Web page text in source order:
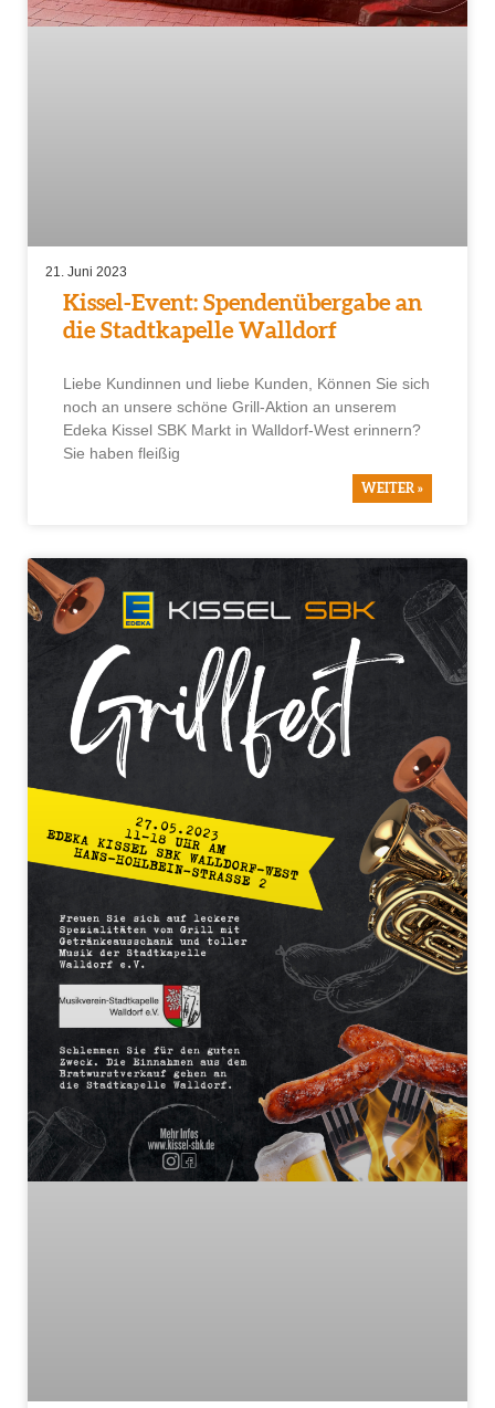
Kissel-Event: Spendenübergabe an
die Stadtkapelle Walldorf
Liebe Kundinnen und liebe Kunden, Können Sie sich
noch an unsere schöne Grill-Aktion an unserem
Edeka Kissel SBK Markt in Walldorf-West erinnern?
Sie haben fleißig
WEITER »
21. Juni 2023